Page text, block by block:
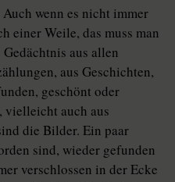
wenn es nicht immer
einer Weile, das muss man
aus allen
aus Geschichten,
geschönt oder
vielleicht auch aus
die Bilder. Ein paar
sind, wieder gefunden
verschlossen in der Ecke